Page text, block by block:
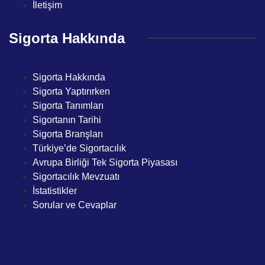
İletişim
Sigorta Hakkında
Sigorta Hakkında
Sigorta Yaptırırken
Sigorta Tanımları
Sigortanın Tarihi
Sigorta Branşları
Türkiye’de Sigortacılık
Avrupa Birliği Tek Sigorta Piyasası
Sigortacılık Mevzuatı
İstatistikler
Sorular ve Cevaplar